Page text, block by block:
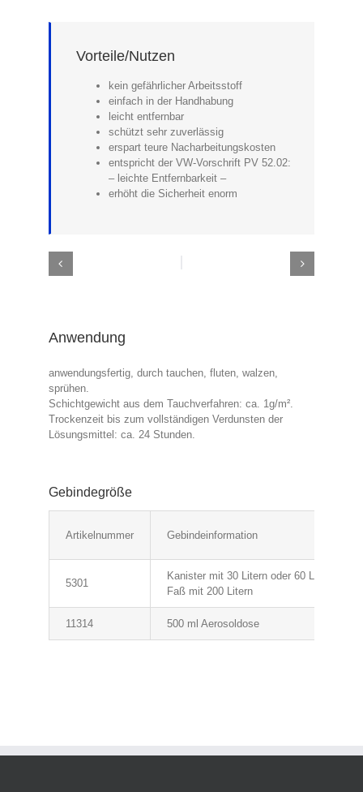
Vorteile/Nutzen
kein gefährlicher Arbeitsstoff
einfach in der Handhabung
leicht entfernbar
schützt sehr zuverlässig
erspart teure Nacharbeitungskosten
entspricht der VW-Vorschrift PV 52.02:
– leichte Entfernbarkeit –
erhöht die Sicherheit enorm
Anwendung
anwendungsfertig, durch tauchen, fluten, walzen,
sprühen.
Schichtgewicht aus dem Tauchverfahren: ca. 1g/m².
Trockenzeit bis zum vollständigen Verdunsten der
Lösungsmittel: ca. 24 Stunden.
Gebindegröße
Artikelnummer Gebindeinformation
5301
Kanister mit 30 Litern oder 60 Litern
Faß mit 200 Litern
11314 500 ml Aerosoldose